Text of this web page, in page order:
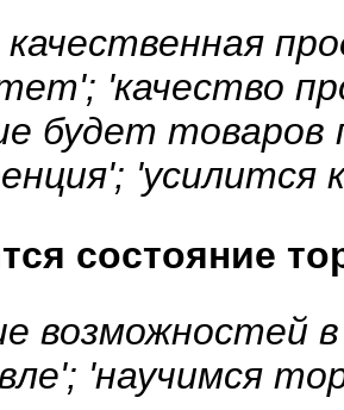
качественная
'качество
будет товаров
'усилится
состояние
возможностей
'научимся